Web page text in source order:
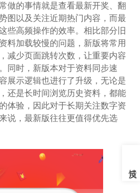
做的事情就是查看最新开奖、翻
图以及关注近期热门内容，而最
些高频操作的效率。相比部分旧
料加载较慢的问题，新版将常用
减少页面跳转次数，让重要内容
同时，新版本对于资料同步速
展示逻辑也进行了升级，无论是
还是长时间浏览历史资料，都能
体验，因此对于长期关注数字资
说，最新版往往更值得优先选